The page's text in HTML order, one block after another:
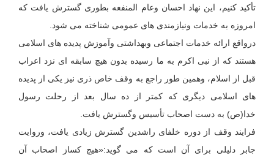
تأکید کنیم، این نهاد احسان وعام المنفعه بطوری گسترش یافت که
امروزه به خدمات ونیازمندی های عمومی شناخته می شود.
درواقع ارائه خدمات اجتماعی وبهداشتی وآموزش پدیده های اسلامی
هستند که از نبی اکرم به ما رسیده بدون هیچ سابقه ای نزد اعراب
قبل از اسلام، وهمین طور راجع به وقف خاص ذری نیز یکی از پدیده
های اسلامی دیگری که کمتر از ده سال بعد از رحلت رسول
خدا(ص) به دست اصحاب تأسیس وگسترش یافت.
فرایند وقف از دوره خلفای راشدین گسترش زیادی یافت، وروایت
جابر دلیلی برای آن است که می گوید:«هیچ کساز اصحاب آن